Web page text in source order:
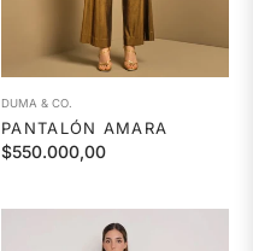
DUMA & CO.
PANTALÓN AMARA
Precio
$550.000,00